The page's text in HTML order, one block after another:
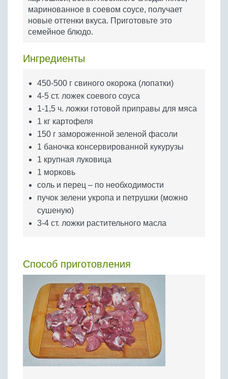
Бобовые
Яйца
Крупы
маринованное в соевом соусе, получает
новые оттенки вкуса. Приготовьте это
семейное блюдо.
Ингредиенты
450-500 г свиного окорока (лопатки)
4-5 ст. ложек соевого соуса
1-1,5 ч. ложки готовой приправы для мяса
1 кг картофеля
150 г замороженной зеленой фасоли
1 баночка консервированной кукурузы
1 крупная луковица
1 морковь
соль и перец – по необходимости
пучок зелени укропа и петрушки (можно
сушеную)
3-4 ст. ложки растительного масла
Способ приготовления